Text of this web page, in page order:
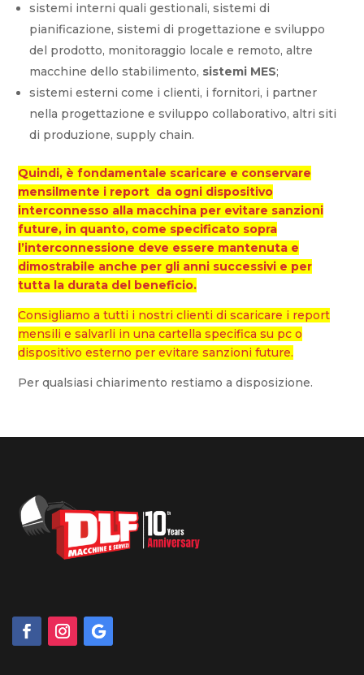
sistemi interni quali gestionali, sistemi di
pianificazione, sistemi di progettazione e sviluppo
del prodotto, monitoraggio locale e remoto, altre
macchine dello stabilimento, sistemi MES;
sistemi esterni come i clienti, i fornitori, i partner
nella progettazione e sviluppo collaborativo, altri siti
di produzione, supply chain.
Quindi, è fondamentale scaricare e conservare
mensilmente i report da ogni dispositivo
interconnesso alla macchina per evitare sanzioni
future, in quanto, come specificato sopra
l’interconnessione deve essere mantenuta e
dimostrabile anche per gli anni successivi e per
tutta la durata del beneficio.
Consigliamo a tutti i nostri clienti di scaricare i report
mensili e salvarli in una cartella specifica su pc o
dispositivo esterno per evitare sanzioni future.
Per qualsiasi chiarimento restiamo a disposizione.